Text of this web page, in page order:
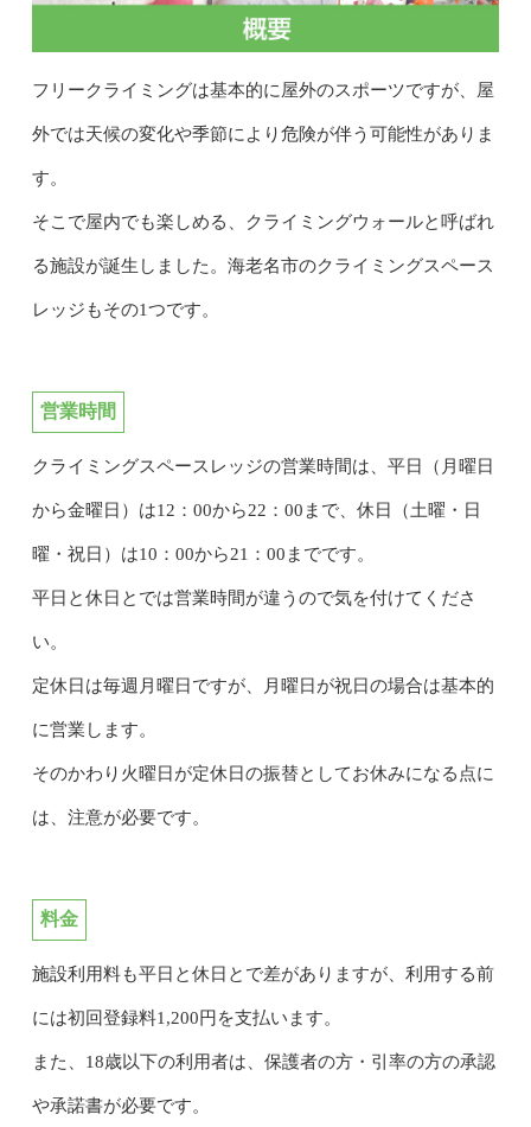
フリークライミングは基本的に屋外のスポーツですが、屋
外では天候の変化や季節により危険が伴う可能性がありま
す。
そこで屋内でも楽しめる、クライミングウォールと呼ばれ
る施設が誕生しました。海老名市のクライミングスペース
レッジもその1つです。
営業時間
クライミングスペースレッジの営業時間は、平日（月曜日
から金曜日）は12：00から22：00まで、休日（土曜・日
曜・祝日）は10：00から21：00までです。
平日と休日とでは営業時間が違うので気を付けてくださ
い。
定休日は毎週月曜日ですが、月曜日が祝日の場合は基本的
に営業します。
そのかわり火曜日が定休日の振替としてお休みになる点に
は、注意が必要です。
料金
施設利用料も平日と休日とで差がありますが、利用する前
には初回登録料1,200円を支払います。
また、18歳以下の利用者は、保護者の方・引率の方の承認
や承諾書が必要です。